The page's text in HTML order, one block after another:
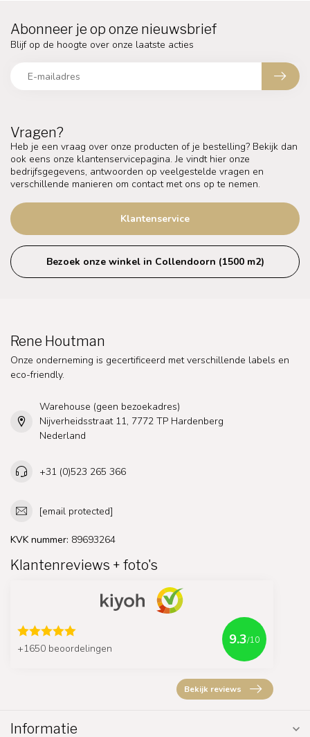
Vragen?
Heb je een vraag over onze producten of je bestelling? Bekijk dan
ook eens onze klantenservicepagina. Je vindt hier onze
bedrijfsgegevens, antwoorden op veelgestelde vragen en
verschillende manieren om contact met ons op te nemen.
Klantenservice
Bezoek onze winkel in Collendoorn (1500 m2)
Abonneer je op onze nieuwsbrief
Blijf op de hoogte over onze laatste acties
Rene Houtman
Onze onderneming is gecertificeerd met verschillende labels en
eco-friendly.
Warehouse (geen bezoekadres)
Nijverheidsstraat 11, 7772 TP Hardenberg
Nederland
+31 (0)523 265 366
[email protected]
KVK nummer: 89693264
Klantenreviews + foto's
+1650 beoordelingen
9.3/10
Bekijk reviews
Informatie